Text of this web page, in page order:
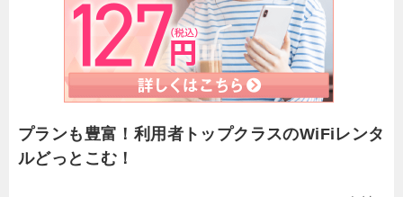
プランも豊富！利用者トップクラスのWiFiレンタ
ルどっとこむ！